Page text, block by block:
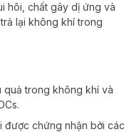
hôi, chất gây dị ứng và
lại không khí trong
quả trong không khí và
được chứng nhận bởi các